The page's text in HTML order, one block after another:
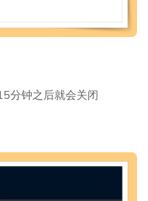
分钟之后就会关闭